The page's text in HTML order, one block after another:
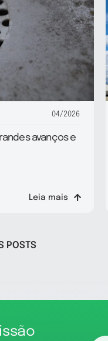
04/2026
avanços e
Leia mais
POSTS